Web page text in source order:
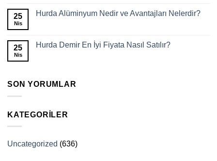
25
Nis
Hurda Alüminyum Nedir ve Avantajları Nelerdir?
25
Nis
Hurda Demir En İyi Fiyata Nasıl Satılır?
SON YORUMLAR
KATEGORILER
Uncategorized (636)